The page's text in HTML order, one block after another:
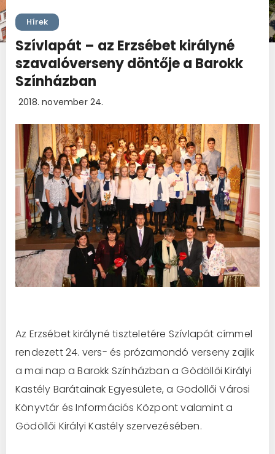
Hírek
Szívlapát – az Erzsébet királyné
szavalóverseny döntője a Barokk
Színházban
2018. november 24.
Az Erzsébet királyné tiszteletére Szívlapát címmel
rendezett 24. vers- és prózamondó verseny zajlik
a mai nap a Barokk Színházban a Gödöllői Királyi
Kastély Barátainak Egyesülete, a Gödöllői Városi
Könyvtár és Információs Központ valamint a
Gödöllői Királyi Kastély szervezésében.